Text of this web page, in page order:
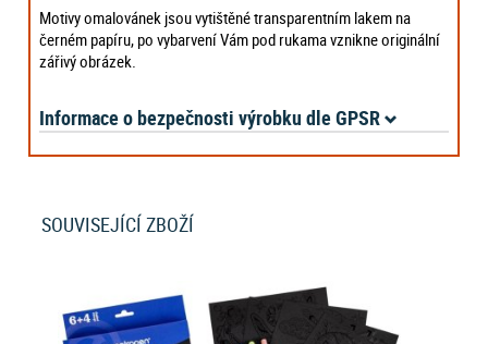
Motivy omalovánek jsou vytištěné transparentním lakem na
černém papíru, po vybarvení Vám pod rukama vznikne originální
zářivý obrázek.
Informace o bezpečnosti výrobku dle GPSR
SOUVISEJÍCÍ ZBOŽÍ